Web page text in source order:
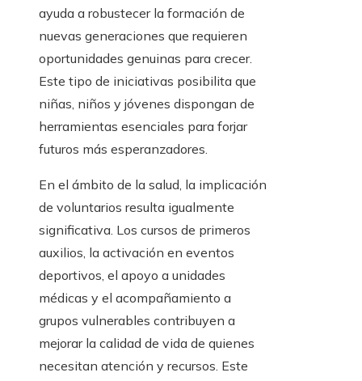
ayuda a robustecer la formación de
nuevas generaciones que requieren
oportunidades genuinas para crecer.
Este tipo de iniciativas posibilita que
niñas, niños y jóvenes dispongan de
herramientas esenciales para forjar
futuros más esperanzadores.
En el ámbito de la salud, la implicación
de voluntarios resulta igualmente
significativa. Los cursos de primeros
auxilios, la activación en eventos
deportivos, el apoyo a unidades
médicas y el acompañamiento a
grupos vulnerables contribuyen a
mejorar la calidad de vida de quienes
necesitan atención y recursos. Este